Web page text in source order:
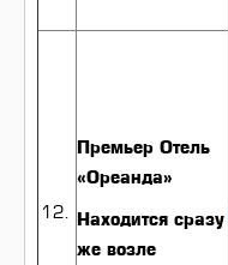
Премьер Отель
«Ореанда»
Находится сразу
же возле